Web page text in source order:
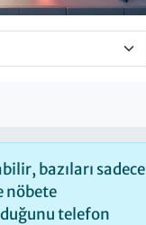
bazıları sadece
nöbete
telefon